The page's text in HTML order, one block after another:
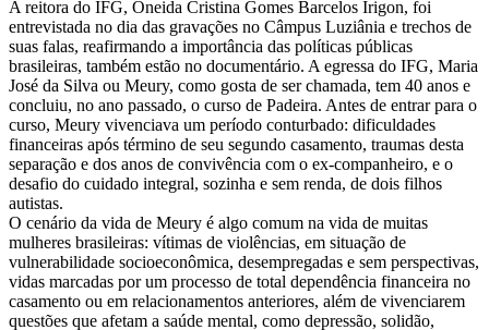
A reitora do IFG, Oneida Cristina Gomes Barcelos Irigon, foi
entrevistada no dia das gravações no Câmpus Luziânia e trechos de
suas falas, reafirmando a importância das políticas públicas
brasileiras, também estão no documentário. A egressa do IFG, Maria
José da Silva ou Meury, como gosta de ser chamada, tem 40 anos e
concluiu, no ano passado, o curso de Padeira. Antes de entrar para o
curso, Meury vivenciava um período conturbado: dificuldades
financeiras após término de seu segundo casamento, traumas desta
separação e dos anos de convivência com o ex-companheiro, e o
desafio do cuidado integral, sozinha e sem renda, de dois filhos
autistas.
O cenário da vida de Meury é algo comum na vida de muitas
mulheres brasileiras: vítimas de violências, em situação de
vulnerabilidade socioeconômica, desempregadas e sem perspectivas,
vidas marcadas por um processo de total dependência financeira no
casamento ou em relacionamentos anteriores, além de vivenciarem
questões que afetam a saúde mental, como depressão, solidão,